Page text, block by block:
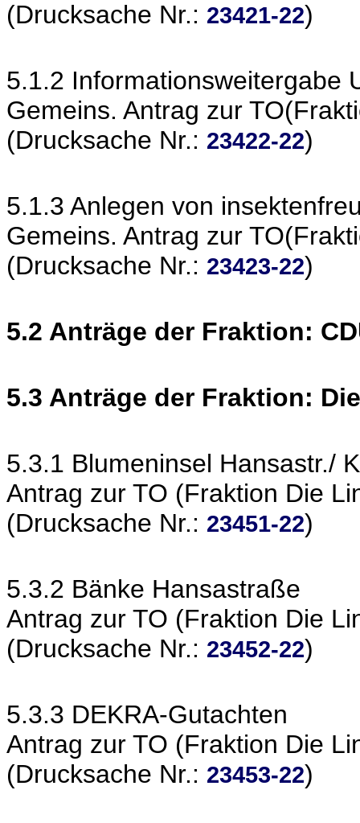
(Drucksache Nr.: 23421-22)
5.1.2 Informationsweitergabe
Gemeins. Antrag zur
(Drucksache Nr.: 23422-22)
5.1.3 Anlegen von
Gemeins. Antrag zur
(Drucksache Nr.: 23423-22)
5.2 Anträge der Fraktion:
5.3 Anträge der Fraktion:
5.3.1 Blumeninsel Hansastr./
Antrag zur TO (Fraktion Die
(Drucksache Nr.: 23451-22)
5.3.2 Bänke Hansastraße
Antrag zur TO (Fraktion Die
(Drucksache Nr.: 23452-22)
5.3.3 DEKRA-Gutachten
Antrag zur TO (Fraktion Die
(Drucksache Nr.: 23453-22)